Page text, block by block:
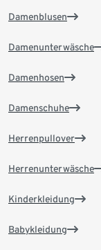
Damenblusen
Damenunterwäsche
Damenhosen
Damenschuhe
Herrenpullover
Herrenunterwäsche
Kinderkleidung
Babykleidung